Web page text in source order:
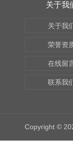
关于我
关于我
荣誉资
在线留
联系我
Copyright ©